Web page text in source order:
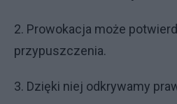
2. Prowokacja może
przypuszczenia.
3. Dzięki niej odkrywamy